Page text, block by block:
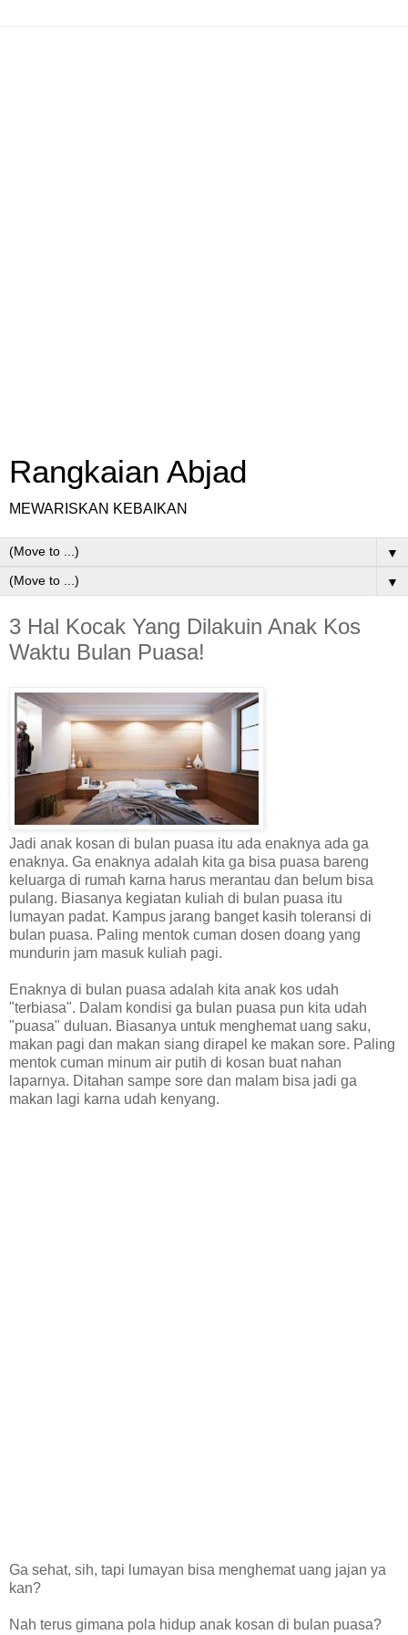
Rangkaian Abjad
MEWARISKAN KEBAIKAN
▼
▼
3 Hal Kocak Yang Dilakuin Anak Kos
Waktu Bulan Puasa!
Jadi anak kosan di bulan puasa itu ada enaknya ada ga
enaknya. Ga enaknya adalah kita ga bisa puasa bareng
keluarga di rumah karna harus merantau dan belum bisa
pulang. Biasanya kegiatan kuliah di bulan puasa itu
lumayan padat. Kampus jarang banget kasih toleransi di
bulan puasa. Paling mentok cuman dosen doang yang
mundurin jam masuk kuliah pagi.
Enaknya di bulan puasa adalah kita anak kos udah
"terbiasa". Dalam kondisi ga bulan puasa pun kita udah
"puasa" duluan. Biasanya untuk menghemat uang saku,
makan pagi dan makan siang dirapel ke makan sore. Paling
mentok cuman minum air putih di kosan buat nahan
laparnya. Ditahan sampe sore dan malam bisa jadi ga
makan lagi karna udah kenyang.
Ga sehat, sih, tapi lumayan bisa menghemat uang jajan ya
kan?
Nah terus gimana pola hidup anak kosan di bulan puasa?